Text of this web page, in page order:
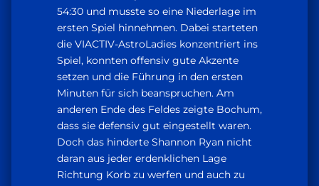
54:30 und musste so eine Niederlage im
ersten Spiel hinnehmen. Dabei starteten
die VIACTIV-AstroLadies konzentriert ins
Spiel, konnten offensiv gute Akzente
setzen und die Führung in den ersten
Minuten für sich beanspruchen. Am
anderen Ende des Feldes zeigte Bochum,
dass sie defensiv gut eingestellt waren.
Doch das hinderte Shannon Ryan nicht
daran aus jeder erdenklichen Lage
Richtung Korb zu werfen und auch zu